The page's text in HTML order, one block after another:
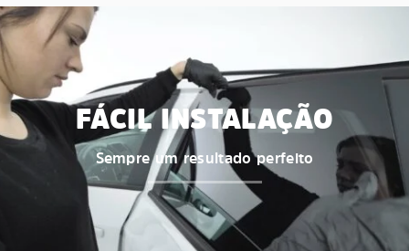
FÁCIL INSTALAÇÃO
Sempre um resultado perfeito